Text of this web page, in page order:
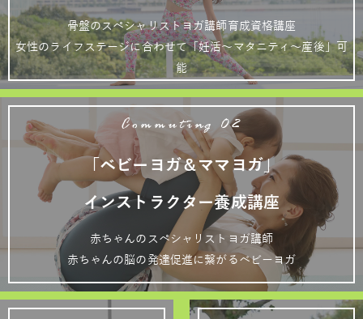
骨盤のスペシャリストヨガ講師育成資格講座
女性のライフステージに合わせて「妊活～マタニティ～産後」可
能
Commuting 02
「ベビーヨガ＆ママヨガ」
インストラクター養成講座
赤ちゃんのスペシャリストヨガ講師
赤ちゃんの脳の発達促進に繋がるベビーヨガ